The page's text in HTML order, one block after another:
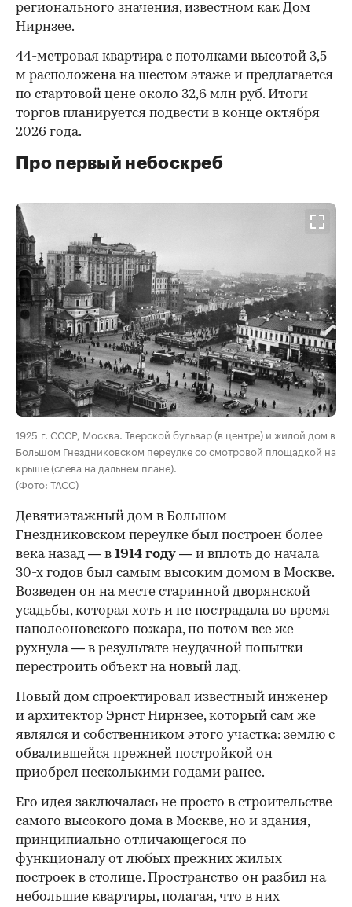
регионального значения, известном как Дом
Нирнзее.
44-метровая квартира с потолками высотой 3,5
м расположена на шестом этаже и предлагается
по стартовой цене около 32,6 млн руб. Итоги
торгов планируется подвести в конце октября
2026 года.
Про первый небоскреб
00:00 / 00:00
1925 г. СССР, Москва. Тверской бульвар (в центре) и жилой дом в
Большом Гнездниковском переулке со смотровой площадкой на
крыше (слева на дальнем плане).
(Фото: ТАСС)
Девятиэтажный дом в Большом
Гнездниковском переулке был построен более
века назад — в 1914 году — и вплоть до начала
30-х годов был самым высоким домом в Москве.
Возведен он на месте старинной дворянской
усадьбы, которая хоть и не пострадала во время
наполеоновского пожара, но потом все же
рухнула — в результате неудачной попытки
перестроить объект на новый лад.
Новый дом спроектировал известный инженер
и архитектор Эрнст Нирнзее, который сам же
являлся и собственником этого участка: землю с
обвалившейся прежней постройкой он
приобрел несколькими годами ранее.
Его идея заключалась не просто в строительстве
самого высокого дома в Москве, но и здания,
принципиально отличающегося по
функционалу от любых прежних жилых
построек в столице. Пространство он разбил на
небольшие квартиры, полагая, что в них